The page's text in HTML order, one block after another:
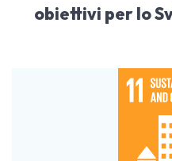
obiettivi per lo